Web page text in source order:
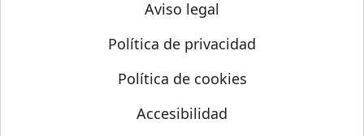
Aviso legal
Política de privacidad
Política de cookies
Accesibilidad